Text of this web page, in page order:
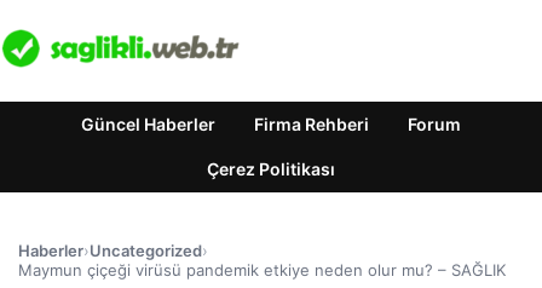
Güncel Haberler Firma Rehberi Forum
Çerez Politikası
Haberler›Uncategorized›
Maymun çiçeği virüsü pandemik etkiye neden olur mu? – SAĞLIK